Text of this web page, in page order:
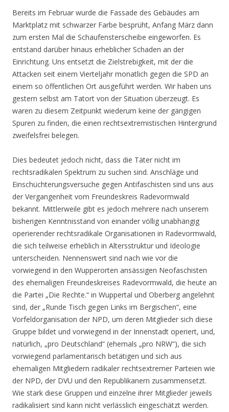
Bereits im Februar wurde die Fassade des Gebäudes am
Marktplatz mit schwarzer Farbe besprüht, Anfang März dann
zum ersten Mal die Schaufensterscheibe eingeworfen. Es
entstand darüber hinaus erheblicher Schaden an der
Einrichtung. Uns entsetzt die Zielstrebigkeit, mit der die
Attacken seit einem Vierteljahr monatlich gegen die SPD an
einem so öffentlichen Ort ausgeführt werden. Wir haben uns
gestern selbst am Tatort von der Situation überzeugt. Es
waren zu diesem Zeitpunkt wiederum keine der gängigen
Spuren zu finden, die einen rechtsextremistischen Hintergrund
zweifelsfrei belegen.
Dies bedeutet jedoch nicht, dass die Täter nicht im
rechtsradikalen Spektrum zu suchen sind. Anschläge und
Einschüchterungsversuche gegen Antifaschisten sind uns aus
der Vergangenheit vom Freundeskreis Radevormwald
bekannt. Mittlerweile gibt es jedoch mehrere nach unserem
bisherigen Kenntnisstand von einander völlig unabhängig
operierender rechtsradikale Organisationen in Radevormwald,
die sich teilweise erheblich in Altersstruktur und Ideologie
unterscheiden. Nennenswert sind nach wie vor die
vorwiegend in den Wupperorten ansässigen Neofaschisten
des ehemaligen Freundeskreises Radevormwald, die heute an
die Partei „Die Rechte.“ in Wuppertal und Oberberg angelehnt
sind, der „Runde Tisch gegen Links im Bergischen“, eine
Vorfeldorganisation der NPD, um deren Mitglieder sich diese
Gruppe bildet und vorwiegend in der Innenstadt operiert, und,
natürlich, „pro Deutschland“ (ehemals „pro NRW“), die sich
vorwiegend parlamentarisch betätigen und sich aus
ehemaligen Mitgliedern radikaler rechtsextremer Parteien wie
der NPD, der DVU und den Republikanern zusammensetzt.
Wie stark diese Gruppen und einzelne ihrer Mitglieder jeweils
radikalisiert sind kann nicht verlässlich eingeschätzt werden.